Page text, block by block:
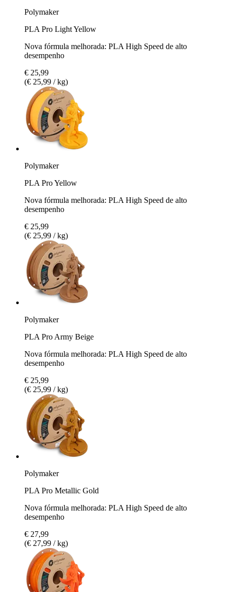
Polymaker
PLA Pro Light Yellow
Nova fórmula melhorada: PLA High Speed de alto
desempenho
€ 25,99
(€ 25,99 / kg)
Polymaker
PLA Pro Yellow
Nova fórmula melhorada: PLA High Speed de alto
desempenho
€ 25,99
(€ 25,99 / kg)
Polymaker
PLA Pro Army Beige
Nova fórmula melhorada: PLA High Speed de alto
desempenho
€ 25,99
(€ 25,99 / kg)
Polymaker
PLA Pro Metallic Gold
Nova fórmula melhorada: PLA High Speed de alto
desempenho
€ 27,99
(€ 27,99 / kg)